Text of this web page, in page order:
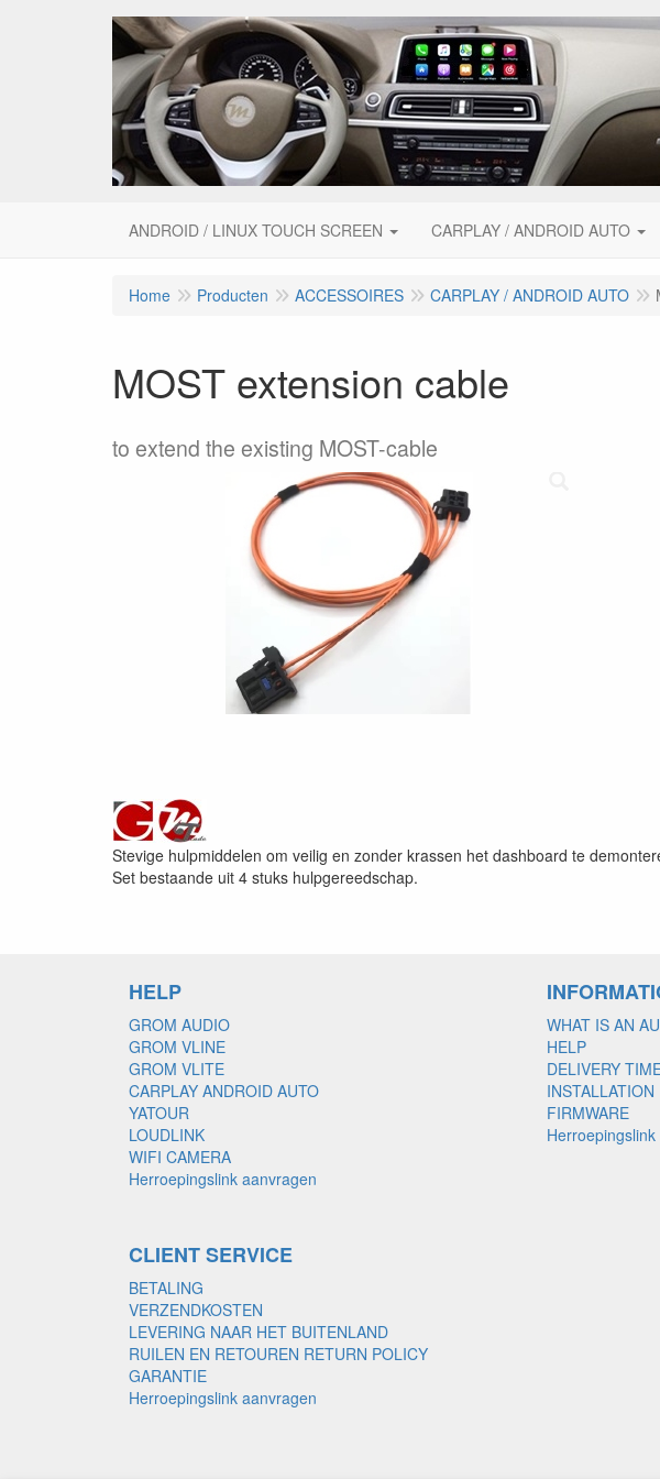
ANDROID / LINUX TOUCH SCREEN CARPLAY / ANDROID AUTO
Home Producten ACCESSOIRES CARPLAY / ANDROID AUTO
MOST extension cable
to extend the existing MOST-cable
Stevige hulpmiddelen om veilig en zonder krassen het dashboard te
Set bestaande uit 4 stuks hulpgereedschap.
HELP
GROM AUDIO
GROM VLINE
GROM VLITE
CARPLAY ANDROID AUTO
YATOUR
LOUDLINK
WIFI CAMERA
Herroepingslink aanvragen
WHAT IS AN
HELP
DELIVERY
INSTALLATION
FIRMWARE
CLIENT SERVICE
BETALING
VERZENDKOSTEN
LEVERING NAAR HET BUITENLAND
RUILEN EN RETOUREN RETURN POLICY
GARANTIE
Herroepingslink aanvragen